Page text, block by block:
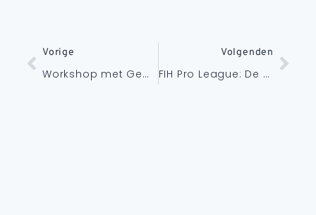
Vorige
Workshop met Gemmy Woud-Binnendijk: de kunst van licht en Fine Art
Volgenden
FIH Pro League: De Beleving van Topsport en Eventfotografie